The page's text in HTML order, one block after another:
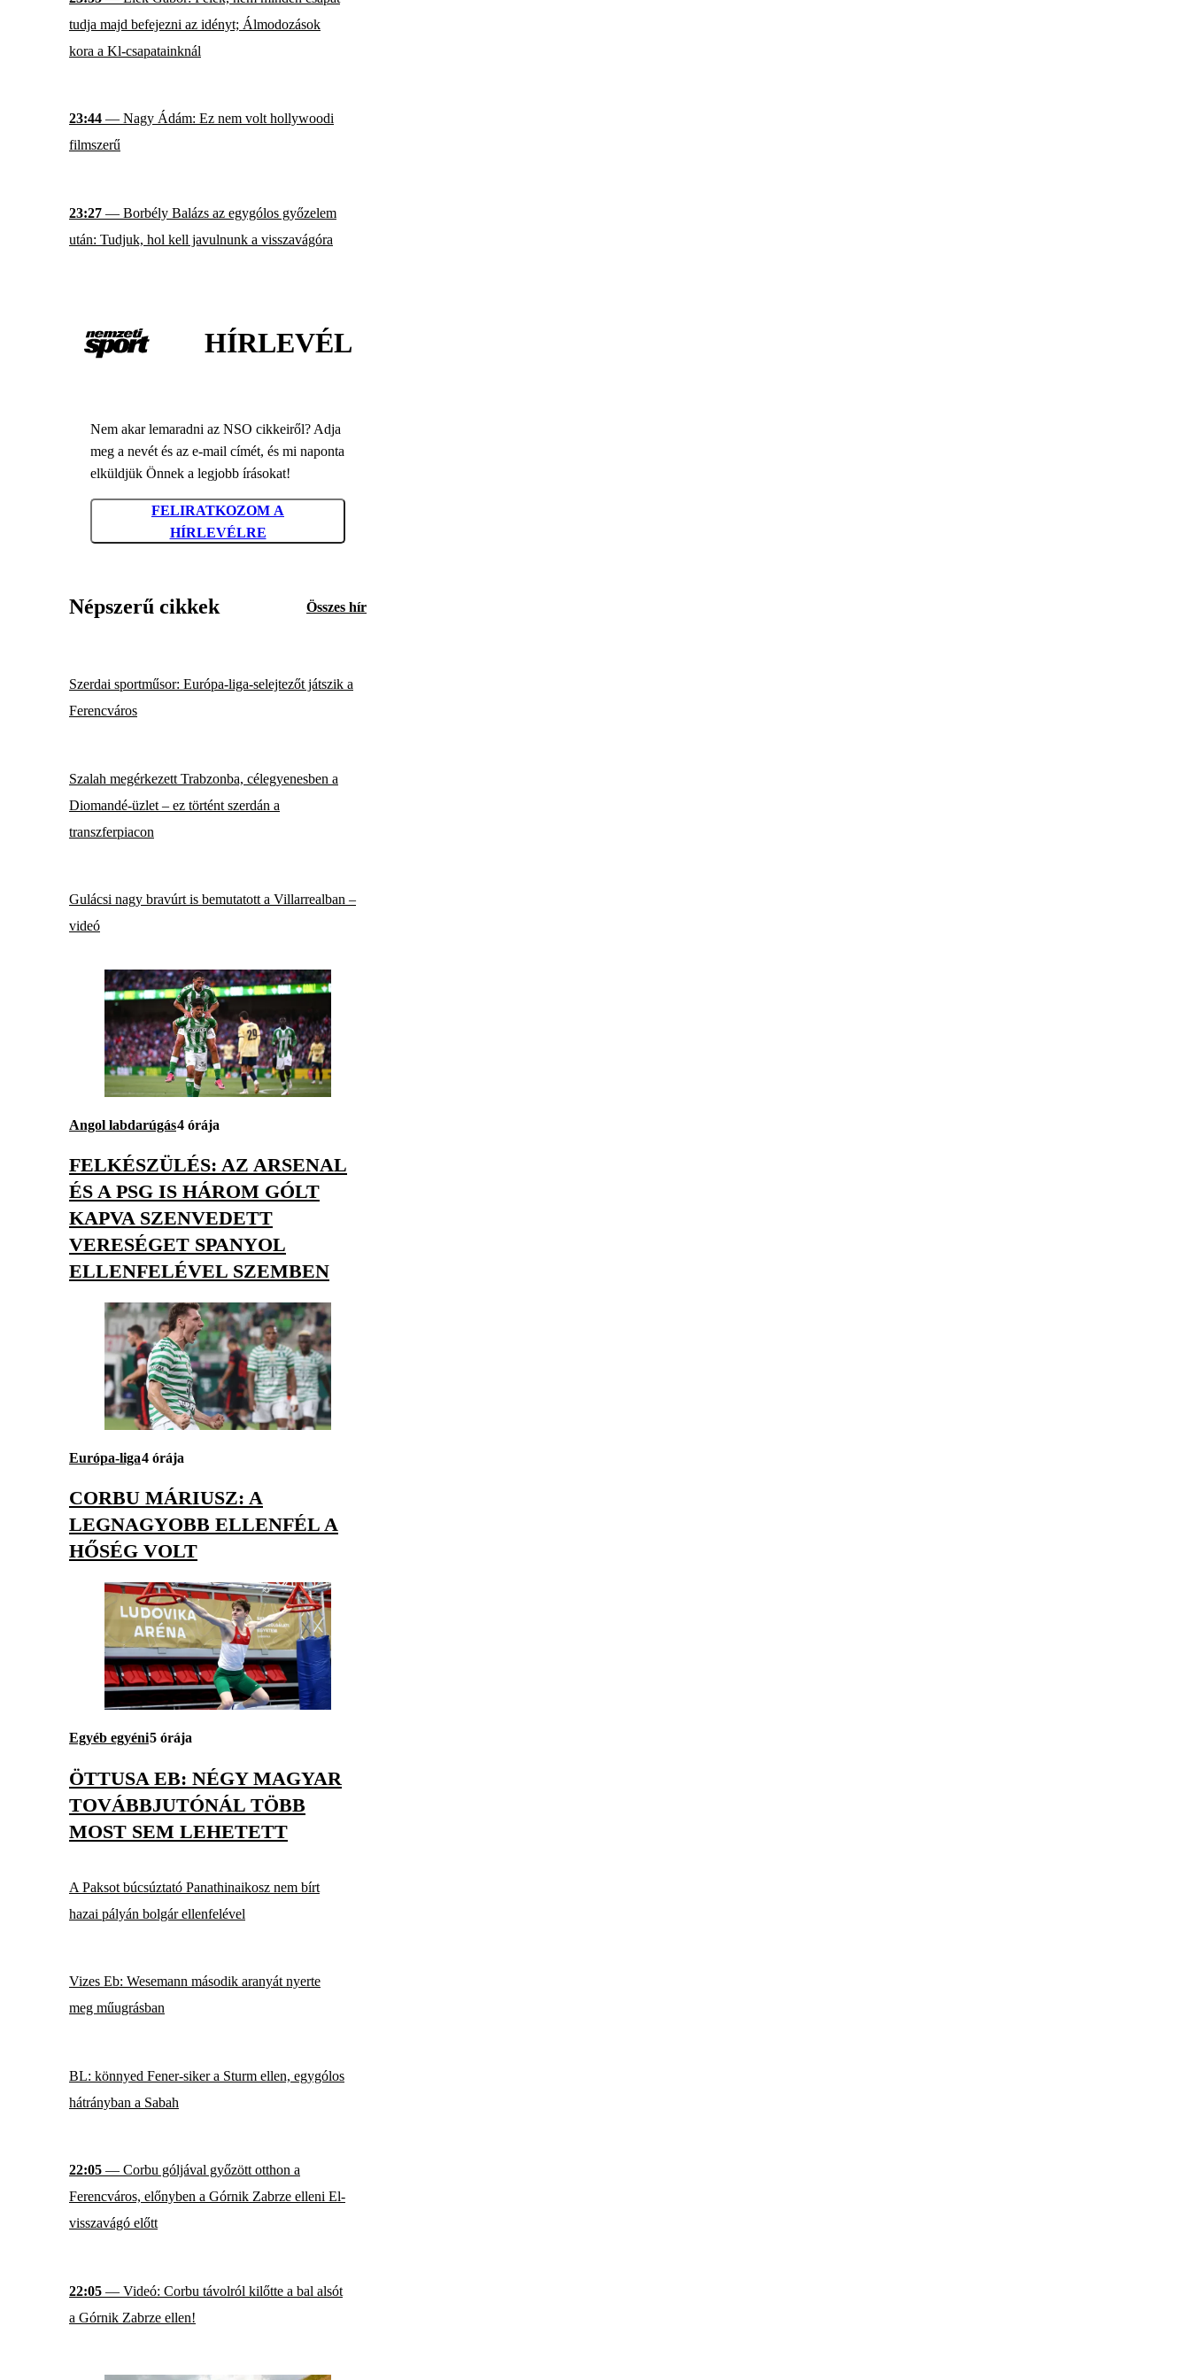
tudja majd befejezni az idényt; Álmodozások
kora a Kl-csapatainknál
23:44 — Nagy Ádám: Ez nem volt hollywoodi
filmszerű
23:27 — Borbély Balázs az egygólos győzelem
után: Tudjuk, hol kell javulnunk a visszavágóra
HÍRLEVÉL
Nem akar lemaradni az NSO cikkeiről? Adja
meg a nevét és az e-mail címét, és mi naponta
elküldjük Önnek a legjobb írásokat!
FELIRATKOZOM A
HÍRLEVÉLRE
Népszerű cikkek Összes hír
Szerdai sportműsor: Európa-liga-selejtezőt játszik a
Ferencváros
Szalah megérkezett Trabzonba, célegyenesben a
Diomandé-üzlet – ez történt szerdán a
transzferpiacon
Gulácsi nagy bravúrt is bemutatott a Villarrealban –
videó
Angol labdarúgás4 órája
FELKÉSZÜLÉS: AZ ARSENAL
ÉS A PSG IS HÁROM GÓLT
KAPVA SZENVEDETT
VERESÉGET SPANYOL
ELLENFELÉVEL SZEMBEN
Európa-liga4 órája
CORBU MÁRIUSZ: A
LEGNAGYOBB ELLENFÉL A
HŐSÉG VOLT
Egyéb egyéni5 órája
ÖTTUSA EB: NÉGY MAGYAR
TOVÁBBJUTÓNÁL TÖBB
MOST SEM LEHETETT
A Paksot búcsúztató Panathinaikosz nem bírt
hazai pályán bolgár ellenfelével
Vizes Eb: Wesemann második aranyát nyerte
meg műugrásban
BL: könnyed Fener-siker a Sturm ellen, egygólos
hátrányban a Sabah
22:05 — Corbu góljával győzött otthon a
Ferencváros, előnyben a Górnik Zabrze elleni El-
visszavágó előtt
22:05 — Videó: Corbu távolról kilőtte a bal alsót
a Górnik Zabrze ellen!